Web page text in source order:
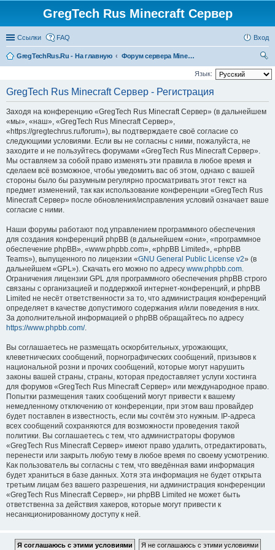
GregTech Rus Minecraft Сервер
Ссылки FAQ Вход
GregTechRus.Ru - На главную
Форум сервера Minecraft Gregtech 1.7.10
ои
Язык:
GregTech Rus Minecraft Сервер - Регистрация
Заходя на конференцию «GregTech Rus Minecraft Сервер» (в дальнейшем
«мы», «наш», «GregTech Rus Minecraft Сервер»,
«https://gregtechrus.ru/forum»), вы подтверждаете своё согласие со
следующими условиями. Если вы не согласны с ними, пожалуйста, не
заходите и не пользуйтесь форумами «GregTech Rus Minecraft Сервер».
Мы оставляем за собой право изменять эти правила в любое время и
сделаем всё возможное, чтобы уведомить вас об этом, однако с вашей
стороны было бы разумным регулярно просматривать этот текст на
предмет изменений, так как использование конференции «GregTech Rus
Minecraft Сервер» после обновления/исправления условий означает ваше
согласие с ними.
Наши форумы работают под управлением программного обеспечения
для создания конференций phpBB (в дальнейшем «они», «программное
обеспечение phpBB», «www.phpbb.com», «phpBB Limited», «phpBB
Teams»), выпущенного по лицензии «GNU General Public License v2» (в
дальнейшем «GPL»). Скачать его можно по адресу www.phpbb.com.
Ограничения лицензии GPL для программного обеспечения phpBB строго
связаны с организацией и поддержкой интернет-конференций, и phpBB
Limited не несёт ответственности за то, что администрация конференций
определяет в качестве допустимого содержания и/или поведения в них.
За дополнительной информацией о phpBB обращайтесь по адресу
https://www.phpbb.com/.
Вы соглашаетесь не размещать оскорбительных, угрожающих,
клеветнических сообщений, порнографических сообщений, призывов к
национальной розни и прочих сообщений, которые могут нарушить
законы вашей страны, страны, которая предоставляет услуги хостинга
для форумов «GregTech Rus Minecraft Сервер» или международное право.
Попытки размещения таких сообщений могут привести к вашему
немедленному отключению от конференции, при этом ваш провайдер
будет поставлен в известность, если мы сочтём это нужным. IP-адреса
всех сообщений сохраняются для возможности проведения такой
политики. Вы соглашаетесь с тем, что администраторы форумов
«GregTech Rus Minecraft Сервер» имеют право удалить, отредактировать,
перенести или закрыть любую тему в любое время по своему усмотрению.
Как пользователь вы согласны с тем, что введённая вами информация
будет храниться в базе данных. Хотя эта информация не будет открыта
третьим лицам без вашего разрешения, ни администрация конференции
«GregTech Rus Minecraft Сервер», ни phpBB Limited не может быть
ответственна за действия хакеров, которые могут привести к
несанкционированному доступу к ней.